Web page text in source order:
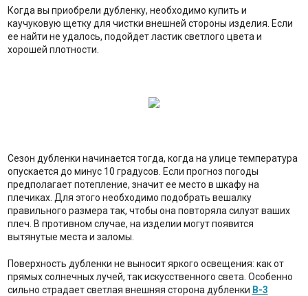
Когда вы приобрели дубленку, необходимо купить и
каучуковую щетку для чистки внешней стороны изделия. Если
ее найти не удалось, подойдет ластик светлого цвета и
хорошей плотности.
Сезон дубленки начинается тогда, когда на улице температура
опускается до минус 10 градусов. Если прогноз погоды
предполагает потепление, значит ее место в шкафу на
плечиках. Для этого необходимо подобрать вешалку
правильного размера так, чтобы она повторяла силуэт ваших
плеч. В противном случае, на изделии могут появится
вытянутые места и заломы.
Поверхность дубленки не выносит яркого освещения: как от
прямых солнечных лучей, так искусственного света. Особенно
сильно страдает светлая внешняя сторона дубленки B-3